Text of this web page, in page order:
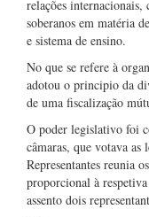
relações internacionais,
soberanos em matéria
e sistema de ensino.
No que se refere à
adotou o principio da
de uma fiscalização
O poder legislativo foi
câmaras, que votava
Representantes reunia
proporcional à
assento dois